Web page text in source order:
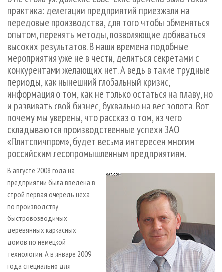
СУШКА ДРЕВЕСИНЫ
ПРОИЗВОДСТВО ДРЕВЕСНЫХ ПЛИТ
ДЕРЕВЯННОЕ ДОМОСТРОЕНИЕ
ПРОИЗВОДСТВО МЕБЕЛИ
БИОЭНЕРГЕТИКА
ЦБП
ИНСТРУМЕНТ И МАТЕРИАЛЫ
ПЕРСОНЫ
МОБИЛЬНЫЕ ВЫСТАВКИ
ОФИЦИАЛЬНЫЕ ДЕЛЕГАЦИИ
ПРИОРИТЕТНЫЕ ИНВЕСТПРОЕКТЫ
RUSSIAN FORESTRY REVIEW
ГАЗЕТА ЛЕСПРОМФОРУМ
БИБЛИОТЕКА СПЕЦИАЛИСТА
КОНТАКТЫ
РЕКЛАМА
РЕКЛАМА НА САЙТЕ
практика: делегации предприятий приезжали на
передовые производства, для того чтобы обменяться
опытом, перенять методы, позволяющие добиваться
высоких результатов. В наши времена подобные
мероприятия уже не в чести, делиться секретами с
конкурентами желающих нет. А ведь в такие трудные
периоды, как нынешний глобальный кризис,
информация о том, как не только остаться на плаву, но
и развивать свой бизнес, буквально на вес золота. Вот
почему мы уверены, что рассказ о том, из чего
складываются производственные успехи ЗАО
«Плитспичпром», будет весьма интересен многим
российским лесопромышленным предприятиям.
В августе 2008 года на
предприятии была введена в
строй первая очередь цеха
по производству
быстровозводимых
деревянных каркасных
домов по немецкой
технологии. А в январе 2009
года специально для